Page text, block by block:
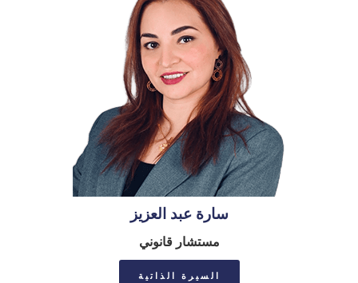
سارة عبد العزيز
مستشار قانوني
السيرة الذاتية